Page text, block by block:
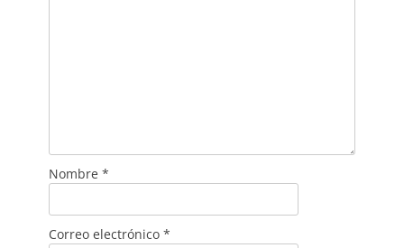
Nombre *
Correo electrónico *